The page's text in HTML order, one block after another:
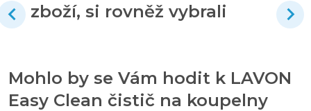
zboží, si rovněž vybrali
Mohlo by se Vám hodit k LAVON
Easy Clean čistič na koupelny